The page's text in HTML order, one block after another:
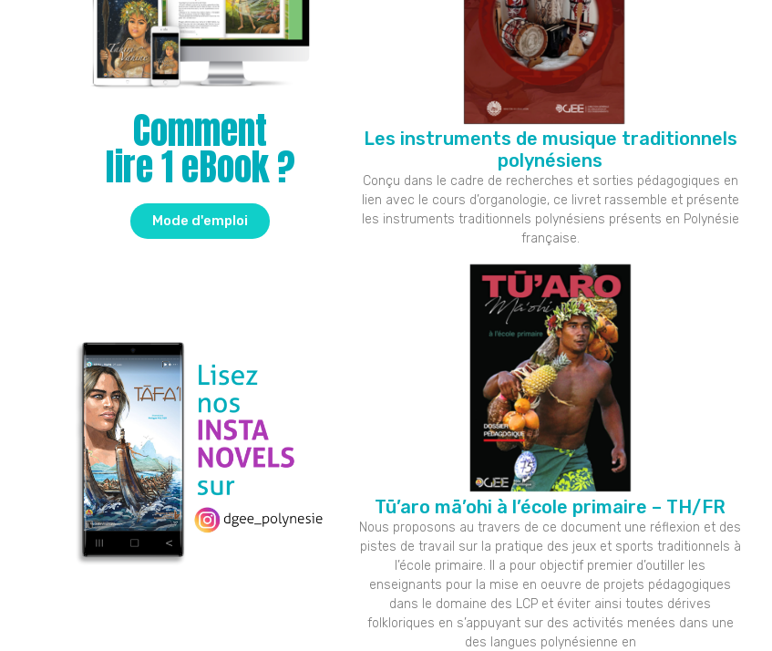
Comment
lire 1 eBook ?
Mode d'emploi
Les instruments de musique traditionnels
polynésiens
Conçu dans le cadre de recherches et sorties pédagogiques en
lien avec le cours d’organologie, ce livret rassemble et présente
les instruments traditionnels polynésiens présents en Polynésie
française.
Tū’aro mā’ohi à l’école primaire – TH/FR
Nous proposons au travers de ce document une réflexion et des
pistes de travail sur la pratique des jeux et sports traditionnels à
l’école primaire. Il a pour objectif premier d’outiller les
enseignants pour la mise en oeuvre de projets pédagogiques
dans le domaine des LCP et éviter ainsi toutes dérives
folkloriques en s’appuyant sur des activités menées dans une
des langues polynésienne en